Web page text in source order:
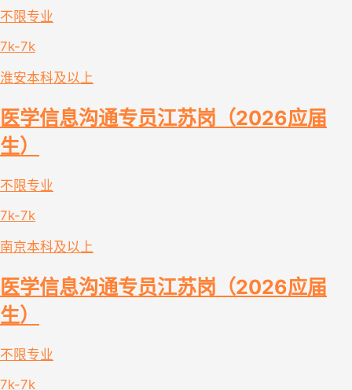
不限专业
7k-7k
淮安本科及以上
医学信息沟通专员江苏岗（2026应届
生）
不限专业
7k-7k
南京本科及以上
医学信息沟通专员江苏岗（2026应届
生）
不限专业
7k-7k